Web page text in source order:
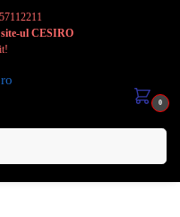
ul CESIRO
0